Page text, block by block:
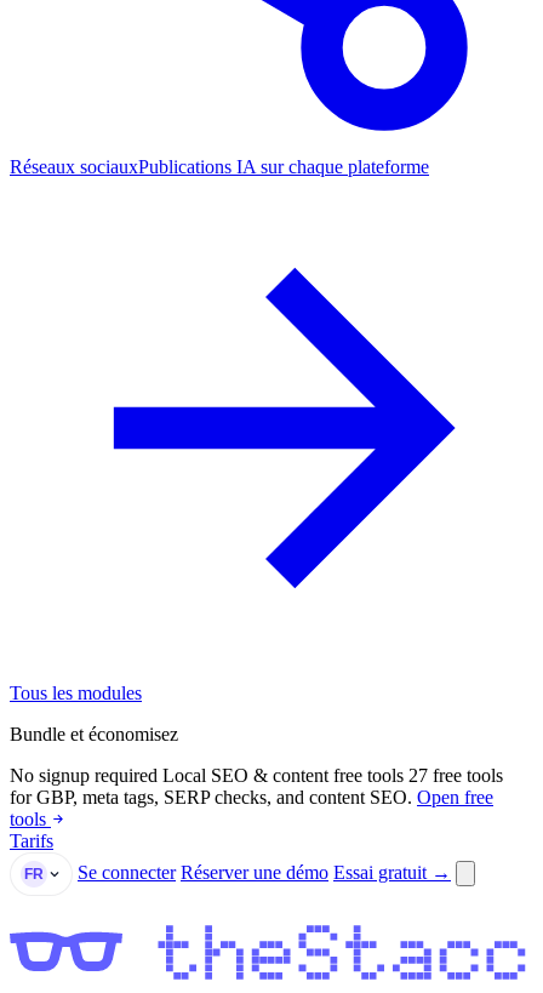
Réseaux sociauxPublications IA sur chaque plateforme
Tous les modules
Bundle et économisez
No signup required Local SEO & content free tools 27 free tools
for GBP, meta tags, SERP checks, and content SEO. Open free
tools
Tarifs
FR Se connecter Réserver une démo Essai gratuit →